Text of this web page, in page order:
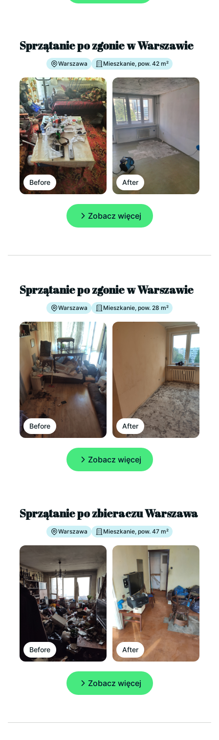
Sprzątanie po zgonie w Warszawie
Warszawa Mieszkanie, pow. 42 m²
Before After
Zobacz więcej
Sprzątanie po zgonie w Warszawie
Warszawa Mieszkanie, pow. 28 m²
Before After
Zobacz więcej
Sprzątanie po zbieraczu Warszawa
Warszawa Mieszkanie, pow. 47 m²
Before After
Zobacz więcej